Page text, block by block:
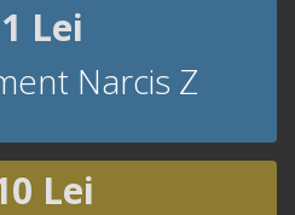
1 Lei
Narcis Z
Lei